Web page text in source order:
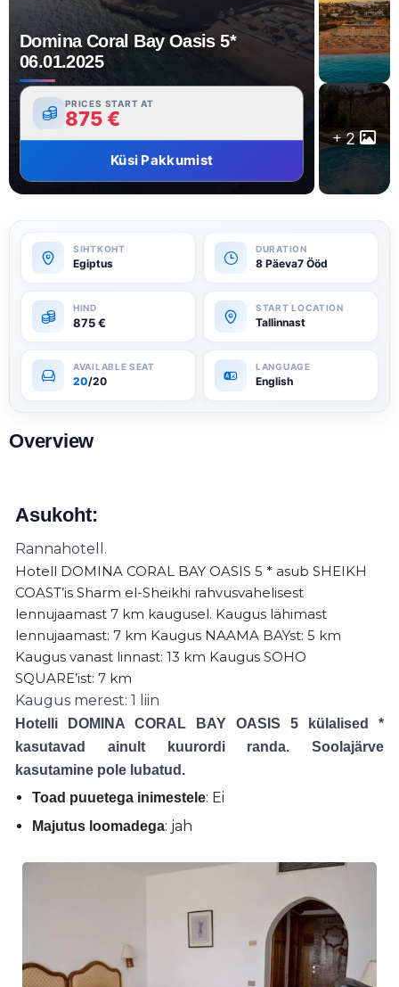
Domina Coral Bay Oasis 5*
06.01.2025
PRICES START AT
875€
Küsi Pakkumist
2
Egiptus 8 Päeva7 Ööd
875€ Tallinnast
20/20 English
Overview
Asukoht:
Hotelli DOMINA CORAL BAY OASIS 5 külalised *
kasutavad ainult kuurordi randa. Soolajärve
kasutamine pole lubatud.
Toad puuetega inimestele: Ei
Majutus loomadega: jah
Rannahotell.
Hotell DOMINA CORAL BAY OASIS 5 * asub SHEIKH
COAST’is Sharm el-Sheikhi rahvusvahelisest
lennujaamast 7 km kaugusel. Kaugus lähimast
lennujaamast: 7 km Kaugus NAAMA BAYst: 5 km
Kaugus vanast linnast: 13 km Kaugus SOHO
SQUARE’ist: 7 km
Kaugus merest: 1 liin